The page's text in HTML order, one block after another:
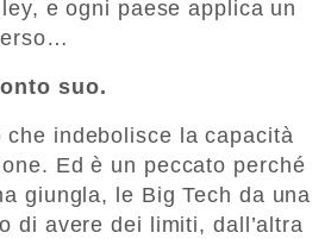
e ogni paese applica un
suo.
che indebolisce la capacità
Ed è un peccato perché
giungla, le Big Tech da una
di avere dei limiti, dall’altra